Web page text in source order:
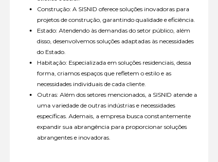
Construção: A SISNID oferece soluções inovadoras para
projetos de construção, garantindo qualidade e eficiência.
Estado: Atendendo às demandas do setor público, além
disso, desenvolvemos soluções adaptadas às necessidades
do Estado.
Habitação: Especializada em soluções residenciais, dessa
forma, criamos espaços que refletem o estilo e as
necessidades individuais de cada cliente.
Outras: Além dos setores mencionados, a SISNID atende a
uma variedade de outras indústrias e necessidades
específicas. Ademais, a empresa busca constantemente
expandir sua abrangência para proporcionar soluções
abrangentes e inovadoras.